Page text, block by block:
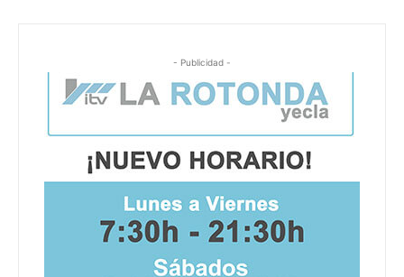
- Publicidad -